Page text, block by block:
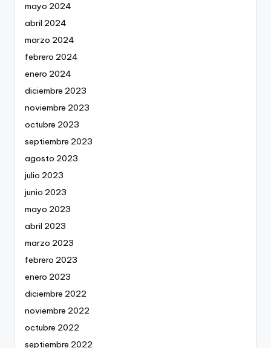
mayo 2024
abril 2024
marzo 2024
febrero 2024
enero 2024
diciembre 2023
noviembre 2023
octubre 2023
septiembre 2023
agosto 2023
julio 2023
junio 2023
mayo 2023
abril 2023
marzo 2023
febrero 2023
enero 2023
diciembre 2022
noviembre 2022
octubre 2022
septiembre 2022